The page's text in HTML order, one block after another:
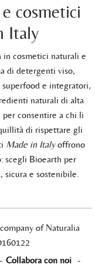
cosmetici
Italy
in cosmetici naturali e
di detergenti viso,
e integratori,
naturali di alta
per consentire a chi li
di rispettare gli
Made in Italyoffrono
scegli Bioearth per
sicura e sostenibile.
of Naturalia
- Collabora con noi -